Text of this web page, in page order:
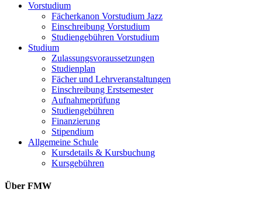
Vorstudium
Fächerkanon Vorstudium Jazz
Einschreibung Vorstudium
Studiengebühren Vorstudium
Studium
Zulassungsvoraussetzungen
Studienplan
Fächer und Lehrveranstaltungen
Einschreibung Erstsemester
Aufnahmeprüfung
Studiengebühren
Finanzierung
Stipendium
Allgemeine Schule
Kursdetails & Kursbuchung
Kursgebühren
Über FMW